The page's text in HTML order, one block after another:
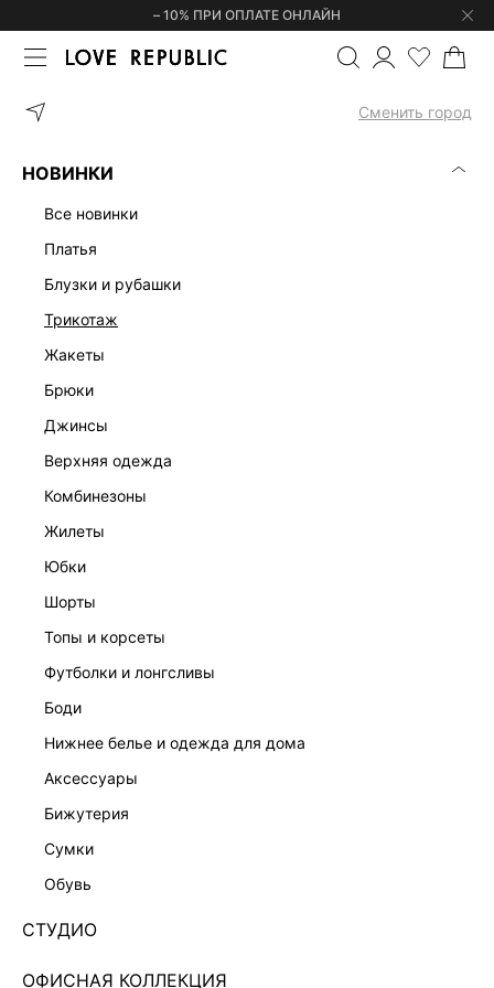
– 10% ПРИ ОПЛАТЕ ОНЛАЙН
Сменить город
НОВИНКИ
все новинки
платья
блузки и рубашки
трикотаж
жакеты
брюки
джинсы
верхняя одежда
комбинезоны
жилеты
юбки
шорты
топы и корсеты
футболки и лонгсливы
боди
нижнее белье и одежда для дома
аксессуары
бижутерия
сумки
обувь
СТУДИО
ОФИСНАЯ КОЛЛЕКЦИЯ
ГЛАВНАЯ ДВУБОРТНЫЙ